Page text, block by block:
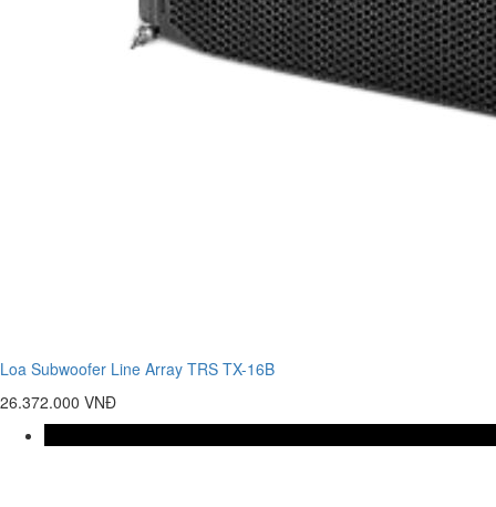
Loa Subwoofer Line Array TRS TX-16B
26.372.000 VNĐ